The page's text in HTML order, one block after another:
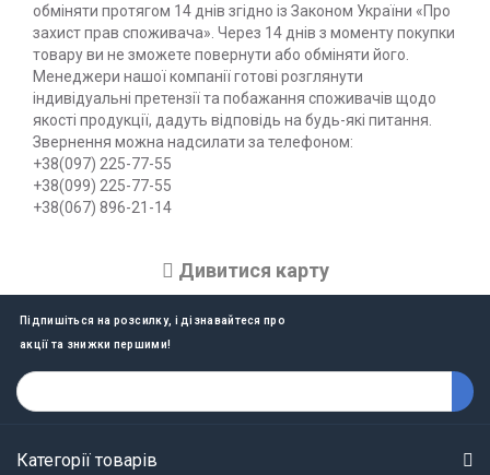
обміняти протягом 14 днів згідно із Законом України «Про
захист прав споживача». Через 14 днів з моменту покупки
товару ви не зможете повернути або обміняти його.
Менеджери нашої компанії готові розглянути
індивідуальні претензії та побажання споживачів щодо
якості продукції, дадуть відповідь на будь-які питання.
Звернення можна надсилати за телефоном:
+38(097) 225-77-55
+38(099) 225-77-55
+38(067) 896-21-14
Дивитися карту
Підпишіться на розсилку, і дізнавайтеся про
акції та знижки першими!
Категорії товарів